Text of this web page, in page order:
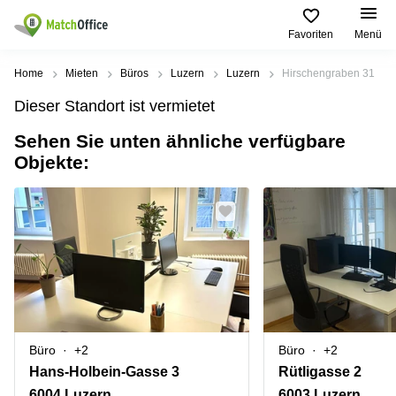
Favoriten Menü
Mieten / Vermieten
Produktseiten
Büro
Center
Coworking
Virtuelle
Büros
Besprechungsräume
Beliebte
Städte
Coworking
Zürich
Coworking
Zug
Coworking
Basel
Coworking
Luzern
Coworking
Lugano
Beliebte
Suchanfragen
Leutschenbachstrasse
95 Zürich
Bahnhofplatz
1 Zürich
Bahnhofstrasse
10 Zürich
Bahnhofstrasse
100 Zürich
Europaallee
41 Zürich
Hilfe
Über uns
Büro vermieten
Preis
Anmelden
Sprache wählen
French
Home Mieten Büros Luzern Luzern Hirschengraben 31
Dieser Standort ist vermietet
Sehen Sie unten ähnliche verfügbare
Objekte:
Büro +2
Hans-Holbein-Gasse 3
Büro +2
Rütligasse 2